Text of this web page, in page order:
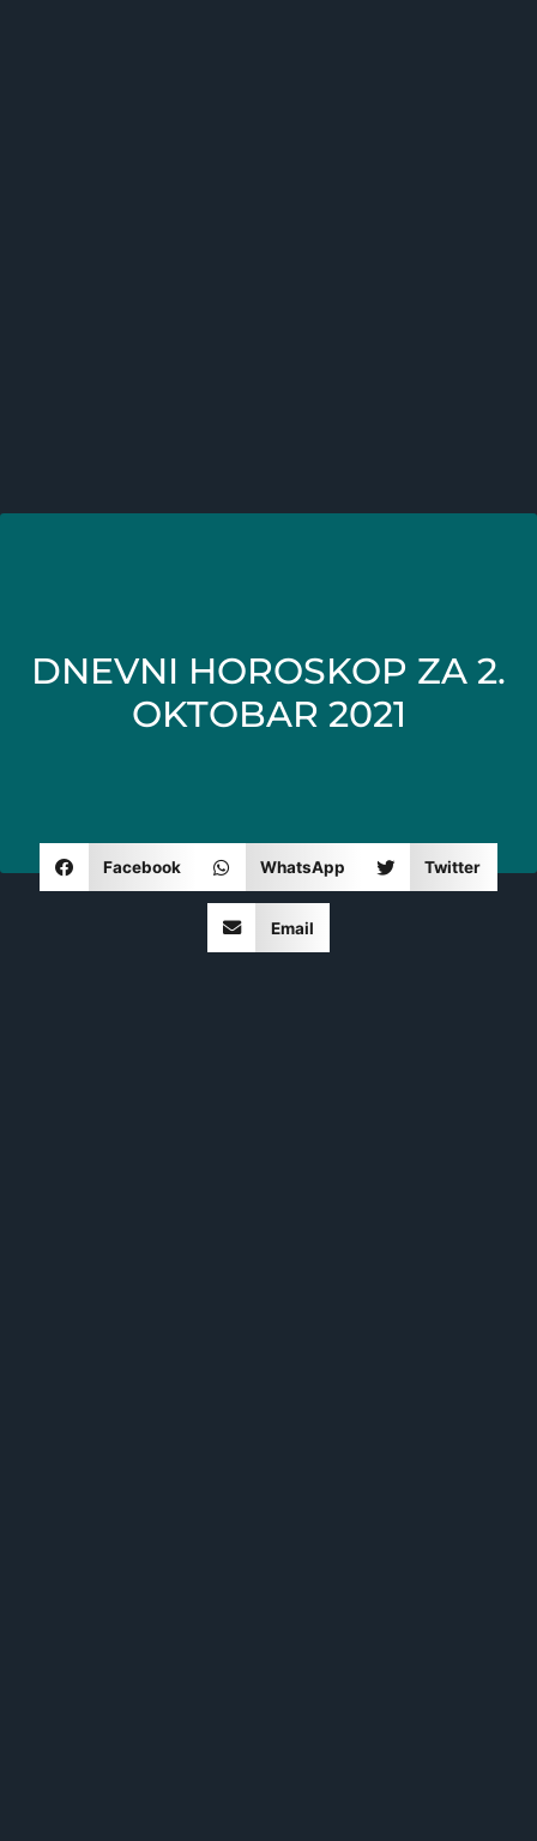
DNEVNI HOROSKOP ZA 2.
OKTOBAR 2021
Facebook WhatsApp Twitter
Email